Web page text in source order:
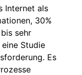
Internet als
30%
sehr
Studie
Es